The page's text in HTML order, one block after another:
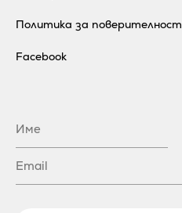
Политика за поверителност
Facebook